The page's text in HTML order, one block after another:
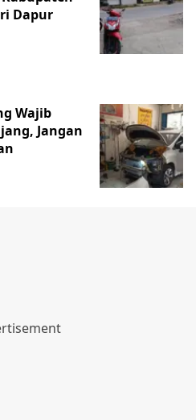
Dapur
Wajib
Jangan